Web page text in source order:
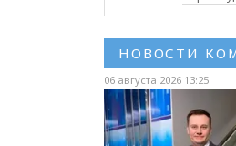
НОВОСТИ
06 августа 2026 13:25